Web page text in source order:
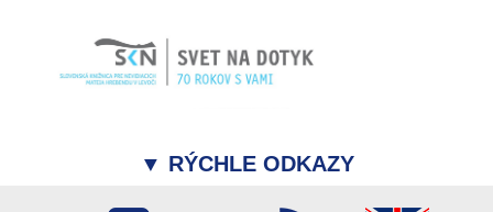
▼ RÝCHLE ODKAZY